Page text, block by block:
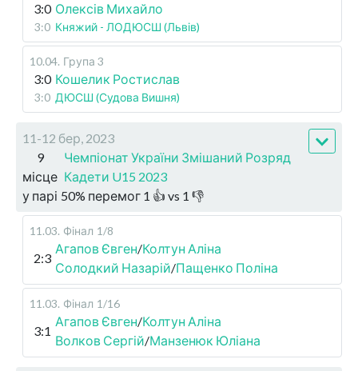
3:0 Олексів Михайло
3:0 Княжий - ЛОДЮСШ (Львів)
10.04. Група 3
3:0 Кошелик Ростислав
3:0 ДЮСШ (Судова Вишня)
11-12 бер, 2023
9
місце
Чемпіонат України Змішаний Розряд
Кадети U15 2023
у парі 50% перемог 1 👍 vs 1 👎
11.03. Фінал 1/8
2:3
Агапов Євген/Колтун Аліна
Солодкий Назарій/Пащенко Поліна
11.03. Фінал 1/16
3:1
Агапов Євген/Колтун Аліна
Волков Сергій/Манзенюк Юліана